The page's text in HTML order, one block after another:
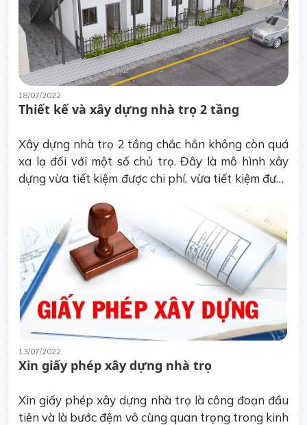
18/07/2022
Thiết kế và xây dựng nhà trọ 2 tầng
Xây dựng nhà trọ 2 tầng chắc hẳn không còn quá
xa lạ đối với một số chủ trọ. Đây là mô hình xây
dựng vừa tiết kiệm được chi phí, vừa tiết kiệm được
13/07/2022
Xin giấy phép xây dựng nhà trọ
Xin giấy phép xây dựng nhà trọ là công đoạn đầu
tiên và là bước đệm vô cùng quan trọng trong kinh